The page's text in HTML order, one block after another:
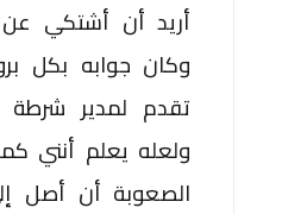
أريد أن أشتكي عن
وكان جوابه بكل
تقدم لمدير شرطة
ولعله يعلم أنني
الصعوبة أن أصل